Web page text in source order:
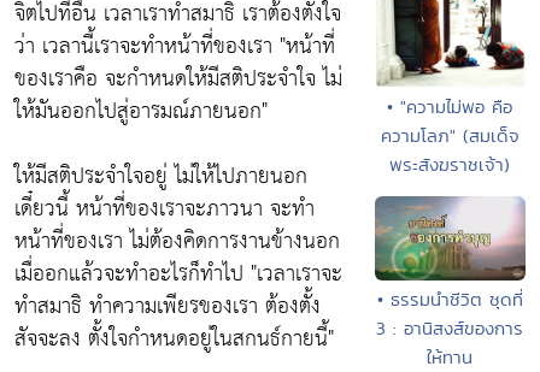
จิตไปที่อื่น เวลาเราทำสมาธิ เราต้องตั้งใจ
ว่า เวลานี้เราจะทำหน้าที่ของเรา "หน้าที่
ของเราคือ จะกำหนดให้มีสติประจำใจ ไม่
ให้มันออกไปสู่อารมณ์ภายนอก"
ให้มีสติประจำใจอยู่ ไม่ให้ไปภายนอก
เดี๋ยวนี้ หน้าที่ของเราจะภาวนา จะทำ
หน้าที่ของเราไม่ต้องคิดการงานข้างนอก
เมื่ออกแล้วจะทำอะไรก็ทำไป "เวลาเราจะ
ทำสมาธิ ทำความเพียรของเรา ต้องตั้ง
สัจจะลง ตั้งใจกำหนดอยู่ในสกนธ์กายนี้"
• "ความไม่พอ คือ
ความโลภ" (สมเด็จ
พระสังฆราชเจ้า)
• ธรรมนำชีวิต ชุดที่
3 : อานิสงส์ของการ
ให้ทาน